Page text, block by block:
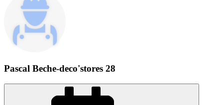
Pascal Beche-deco'stores 28